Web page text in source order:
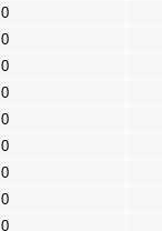
0
0
0
0
0
0
0
0
0